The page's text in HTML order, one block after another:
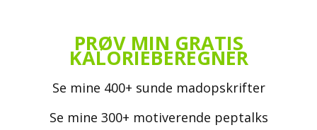
PRØV MIN GRATIS
KALORIEBEREGNER
Se mine 400+ sunde madopskrifter
Se mine 300+ motiverende peptalks